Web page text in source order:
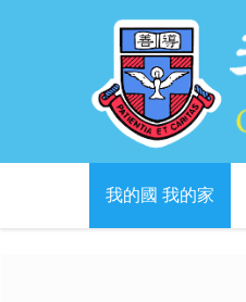
我的國 我的家